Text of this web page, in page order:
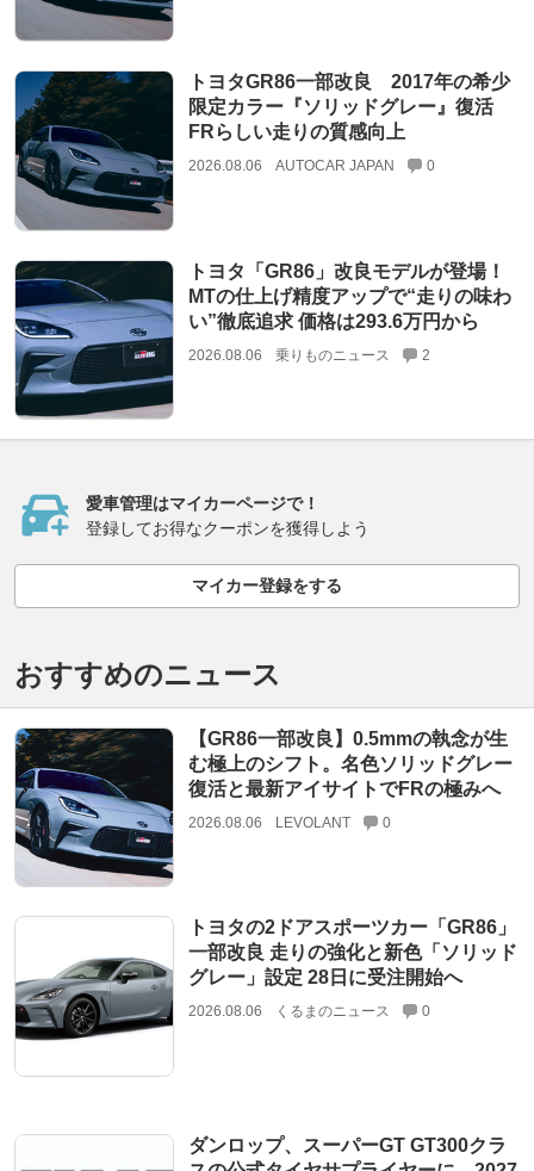
トヨタGR86一部改良 2017年の希少
限定カラー『ソリッドグレー』復活
FRらしい走りの質感向上
2026.08.06 AUTOCAR JAPAN 0
トヨタ「GR86」改良モデルが登場！
MTの仕上げ精度アップで“走りの味わ
い”徹底追求 価格は293.6万円から
2026.08.06 乗りものニュース 2
愛車管理はマイカーページで！
登録してお得なクーポンを獲得しよう
マイカー登録をする
おすすめのニュース
【GR86一部改良】0.5mmの執念が生
む極上のシフト。名色ソリッドグレー
復活と最新アイサイトでFRの極みへ
2026.08.06 LEVOLANT 0
トヨタの2ドアスポーツカー「GR86」
一部改良 走りの強化と新色「ソリッド
グレー」設定 28日に受注開始へ
2026.08.06 くるまのニュース 0
ダンロップ、スーパーGT GT300クラ